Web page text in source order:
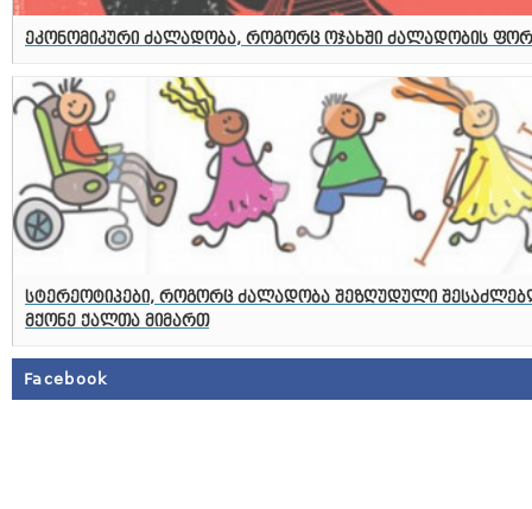
ეკონომიკური ძალადობა, როგორც ოჯახში ძალადობის
სტერეოტიპები, როგორც ძალადობა შეზღუდული
მქონე ქალთა მიმართ
Facebook